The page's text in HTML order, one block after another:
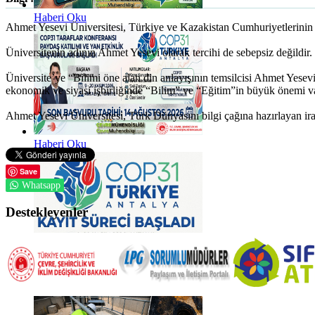
Haberi Oku
Haberi Oku
Haberi Oku
Ahmet Yesevi Üniversitesi, Türkiye ve Kazakistan
Üniversitenin adının Ahmet Yesevi olarak tercihi de sebepsiz
Üniversite’ye “Bilimi öne alan din anlayışının temsilcisi Ahmet
ekonomik ve siyasi işbirliğinde “Bilim” ve “Eğitim”in büyük önemi
Ahmet Yesevi Üniversitesi, Türk Dünyasını bilgi çağına hazırlayan
Save
Whatsapp
Destekleyenler